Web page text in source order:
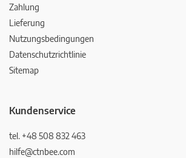
Zahlung
Lieferung
Nutzungsbedingungen
Datenschutzrichtlinie
Sitemap
Kundenservice
tel. +48 508 832 463
hilfe@ctnbee.com